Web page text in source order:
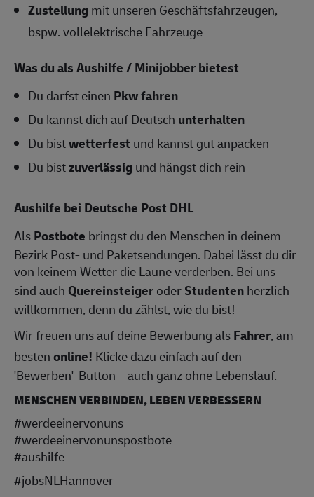
Zustellungmit unseren Geschäftsfahrzeugen,
bspw. vollelektrische Fahrzeuge
Was du als Aushilfe / Minijobber bietest
Du darfst einen Pkw fahren
Du kannst dich auf Deutsch unterhalten
Du bistwetterfest und kannst gut anpacken
Du bistzuverlässigund hängst dich rein
Aushilfe bei Deutsche Post DHL
AlsPostbote bringst du den Menschen in deinem
Bezirk Post- und Paketsendungen. Dabei lässt du dir
von keinem Wetter die Laune verderben. Bei uns
sind auch QuereinsteigeroderStudentenherzlich
willkommen, denn du zählst, wie du bist!
Wir freuen uns auf deine Bewerbung alsFahrer, am
bestenonline! Klicke dazu einfach auf den
'Bewerben'-Button – auch ganz ohne Lebenslauf.
MENSCHEN VERBINDEN, LEBEN VERBESSERN
#werdeeinervonuns
#werdeeinervonunspostbote
#aushilfe
#jobsNLHannover